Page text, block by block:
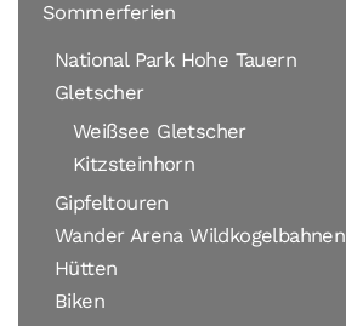
Sommerferien
National Park Hohe Tauern
Gletscher
Weißsee Gletscher
Kitzsteinhorn
Gipfeltouren
Wander Arena Wildkogelbahnen
Hütten
Biken